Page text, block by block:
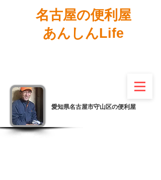
名古屋の便利屋
あんしんLife
愛知県名古屋市守山区の便利屋